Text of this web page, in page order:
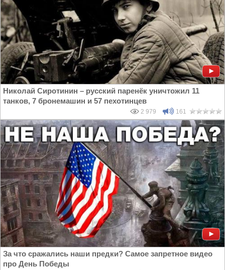
Николай Сиротинин – русский паренёк уничтожил 11
танков, 7 бронемашин и 57 пехотинцев
2 979 161
За что сражались наши предки? Самое запретное видео
про День Победы